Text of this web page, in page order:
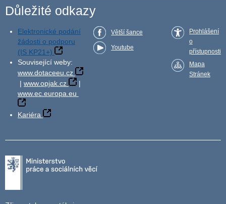
Důležité odkazy
Elektronické podání
žádosti o podporu
(IS KP21+)
Související weby:
www.dotaceeu.cz
| www.opjak.cz
|
www.ec.europa.eu
Kariéra
Větší šance
Youtube
Prohlášení
o
přístupnosti
Mapa
Stránek